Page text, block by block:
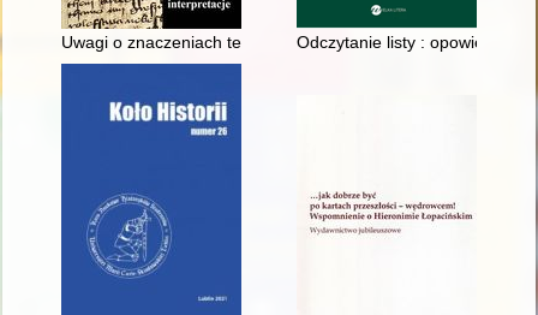
Uwagi o znaczeniach temporalnych przyimków w języku
Odczytanie listy : opowieści o